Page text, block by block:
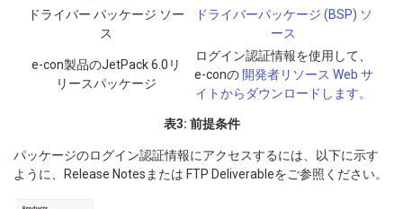
ドライバー パッケージ ソー
ス
ドライバーパッケージ (BSP) ソ
ース
e-con製品のJetPack 6.0リ
リースパッケージ
ログイン認証情報を使用して、
e-conの 開発者リソース Web サ
イトからダウンロードします。
表3: 前提条件
パッケージのログイン認証情報にアクセスするには、以下に示す
ように、Release Notesまたは FTP Deliverableをご参照ください。